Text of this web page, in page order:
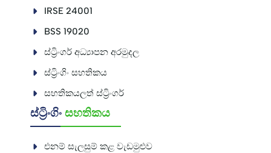
IRSE 24001
BSS 19020
ස්ට්‍රිංගර් අධ්‍යාපන අරමුදල
ස්ට්‍රිංගිං සහතිකය
සහතිකයලත් ස්ට්‍රිංගර්
ස්ට්‍රිංගිං සහතිකය
එනම් සැලසුම් කළ වැඩමුළුව